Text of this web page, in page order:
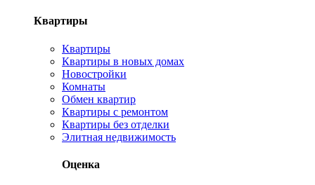
Квартиры
Квартиры
Квартиры в новых домах
Новостройки
Комнаты
Обмен квартир
Квартиры с ремонтом
Квартиры без отделки
Элитная недвижимость
Оценка